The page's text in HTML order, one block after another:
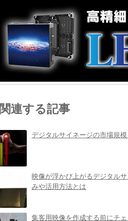
関連する記事
デジタルサイネージの市場規
映像が浮かび上がるデジタル
みや活用方法とは
集客用映像を作成する前にチ